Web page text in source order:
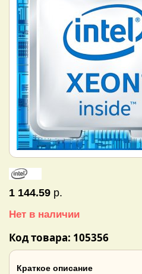
1 144.59 р.
Нет в наличии
Код товара: 105356
Краткое описание